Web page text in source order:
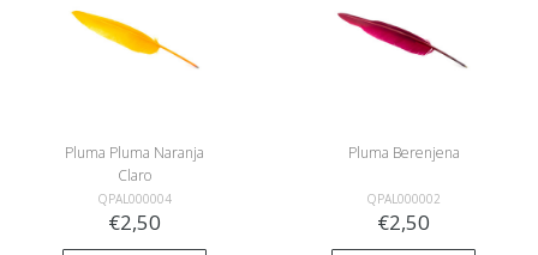
Pluma Pluma Naranja
Claro
QPAL000004
€2,50
Pluma Berenjena
QPAL000002
€2,50